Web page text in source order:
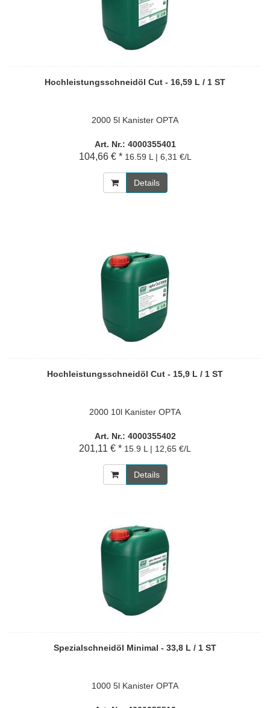
Hochleistungsschneidöl Cut - 16,59 L / 1 ST
2000 5l Kanister OPTA
Art. Nr.: 4000355401
104,66 € * 16.59 L | 6,31 €/L
Details
Hochleistungsschneidöl Cut - 15,9 L / 1 ST
2000 10l Kanister OPTA
Art. Nr.: 4000355402
201,11 € * 15.9 L | 12,65 €/L
Details
Spezialschneidöl Minimal - 33,8 L / 1 ST
1000 5l Kanister OPTA